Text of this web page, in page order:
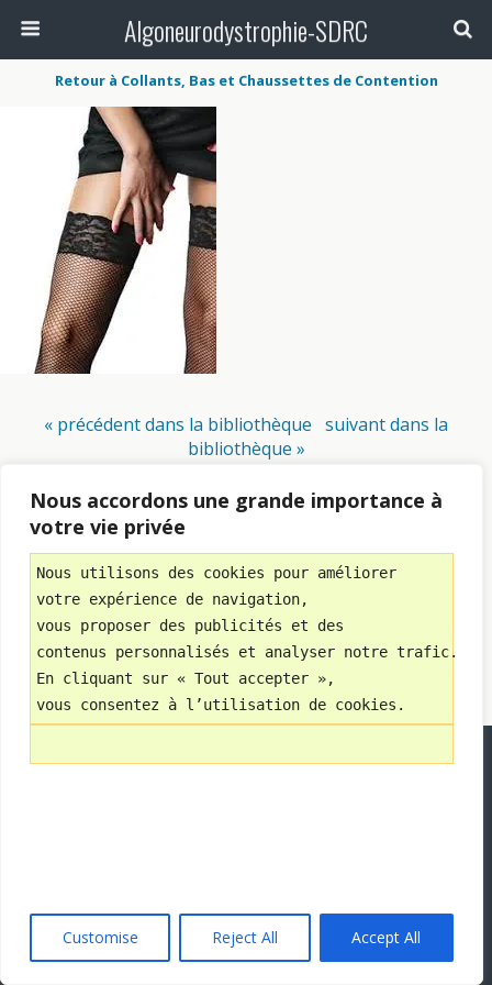
Nous accordons une grande importance à
votre vie privée
Nous utilisons des cookies pour améliorer
votre expérience de navigation,
vous proposer des publicités et des
contenus personnalisés et analyser notre trafic.
En cliquant sur « Tout accepter »,
vous consentez à l’utilisation de cookies.
Customise Reject All Accept All
Algoneurodystrophie-SDRC
Retour à Collants, Bas et Chaussettes de Contention
« précédent dans la bibliothèque suivant dans la
bibliothèque »
Mobile Bureau
Avec
WPtouch Mobile Suite for WordPress